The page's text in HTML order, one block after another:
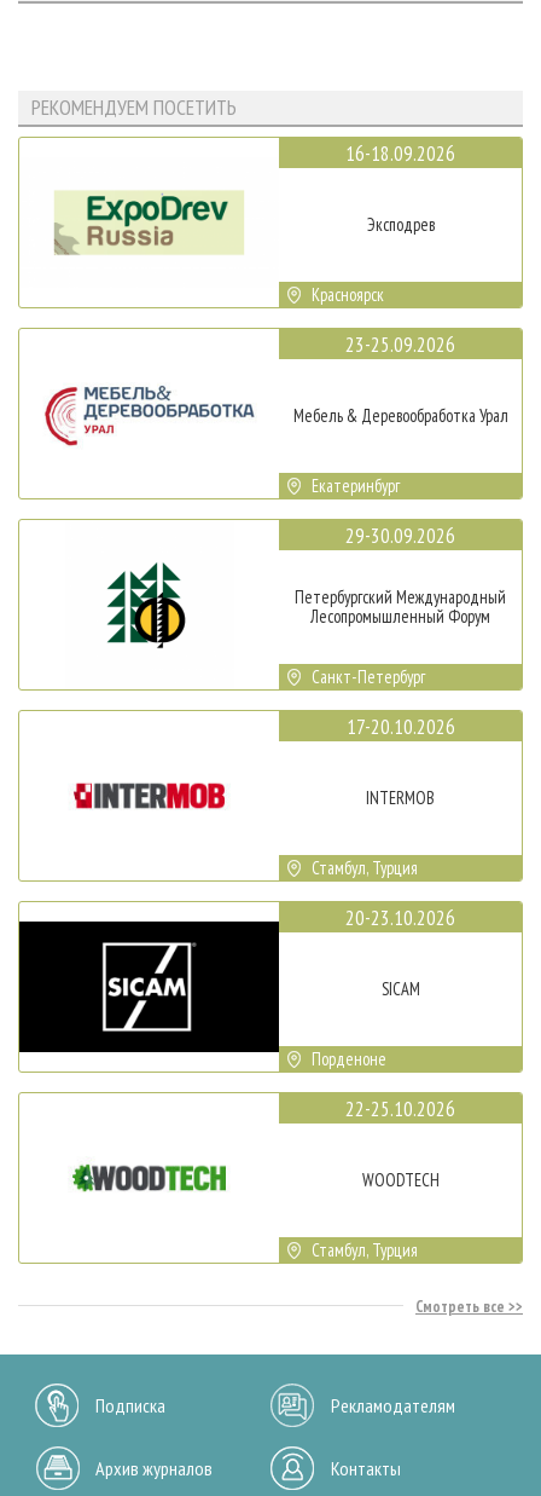
РЕКОМЕНДУЕМ ПОСЕТИТЬ
16-18.09.2026
Эксподрев
Красноярск
23-25.09.2026
Мебель & Деревообработка Урал
Екатеринбург
29-30.09.2026
Петербургский Международный
Лесопромышленный Форум
Санкт-Петербург
17-20.10.2026
INTERMOB
Стамбул, Турция
20-23.10.2026
SICAM
Порденоне
22-25.10.2026
WOODTECH
Стамбул, Турция
Смотреть все
Подписка Рекламодателям
Архив журналов Контакты